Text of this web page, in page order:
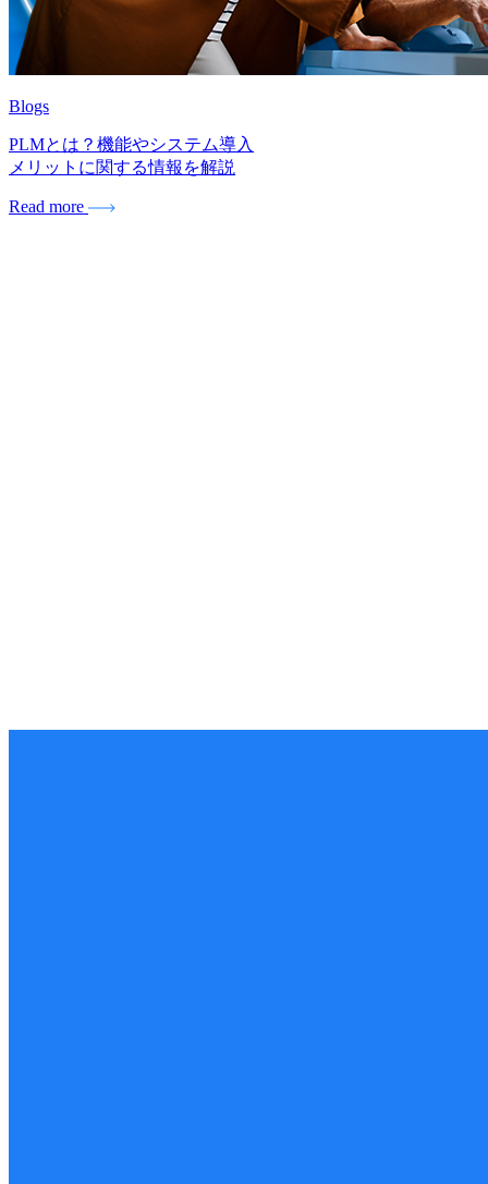
Blogs
PLMとは？機能やシステム導入
メリットに関する情報を解説
Read more